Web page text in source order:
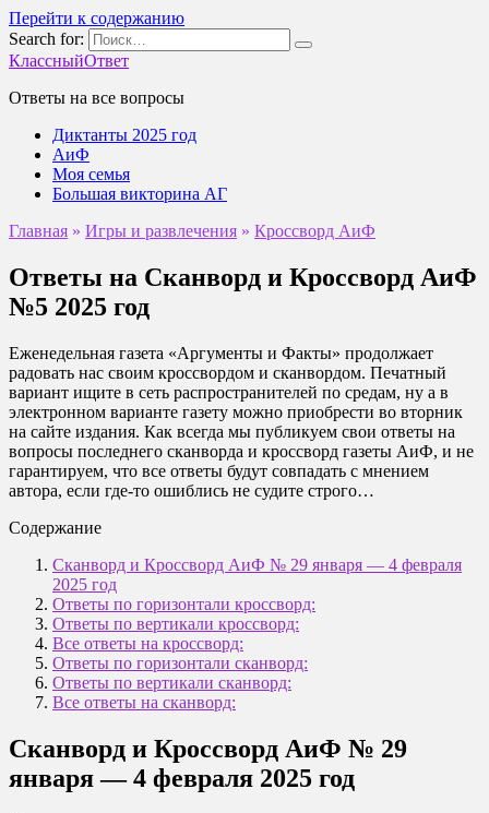
Перейти к содержанию
Search for:
КлассныйОтвет
Ответы на все вопросы
Диктанты 2025 год
АиФ
Моя семья
Большая викторина АГ
Главная » Игры и развлечения » Кроссворд АиФ
Ответы на Сканворд и Кроссворд АиФ
№5 2025 год
Еженедельная газета «Аргументы и Факты» продолжает
радовать нас своим кроссвордом и сканвордом. Печатный
вариант ищите в сеть распространителей по средам, ну а в
электронном варианте газету можно приобрести во вторник
на сайте издания. Как всегда мы публикуем свои ответы на
вопросы последнего сканворда и кроссворд газеты АиФ, и не
гарантируем, что все ответы будут совпадать с мнением
автора, если где-то ошиблись не судите строго…
Содержание
Сканворд и Кроссворд АиФ № 29 января — 4 февраля
2025 год
Ответы по горизонтали кроссворд:
Ответы по вертикали кроссворд:
Все ответы на кроссворд:
Ответы по горизонтали сканворд:
Ответы по вертикали сканворд:
Все ответы на сканворд:
Сканворд и Кроссворд АиФ № 29
января — 4 февраля 2025 год